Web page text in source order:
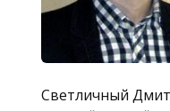
Светличный